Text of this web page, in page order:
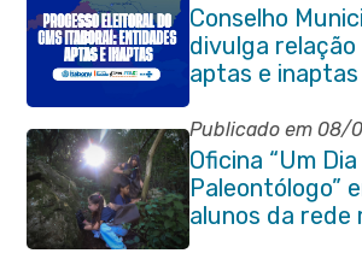
Conselho
divulga
aptas e
processo
quadriênio
Publicado em 08/
Oficina “Um
Paleontólogo”
alunos da rede
Itaboraí